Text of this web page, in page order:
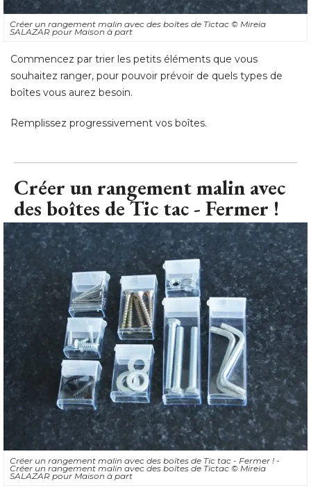
souhaitez ranger, pour pouvoir prévoir de quels types de
boîtes vous aurez besoin.
Remplissez progressivement vos boîtes.
Créer un rangement malin avec
Créer un rangement malin avec des boîtes de Tic tac - Fermer ! -
Créer un rangement malin avec des boîtes de Tictac© Mireia
SALAZAR pour Maison à part
Le grand intérêt de ces boîtes réside dans leur couvercle :
fermé, il garde le contenu dans la boîte, mais ouvert, il
permet de se servir simplement.